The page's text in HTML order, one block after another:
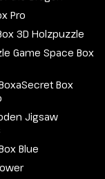
Pro
3D Holzpuzzle
Game Space Box
Box
Jigsaw
Blue